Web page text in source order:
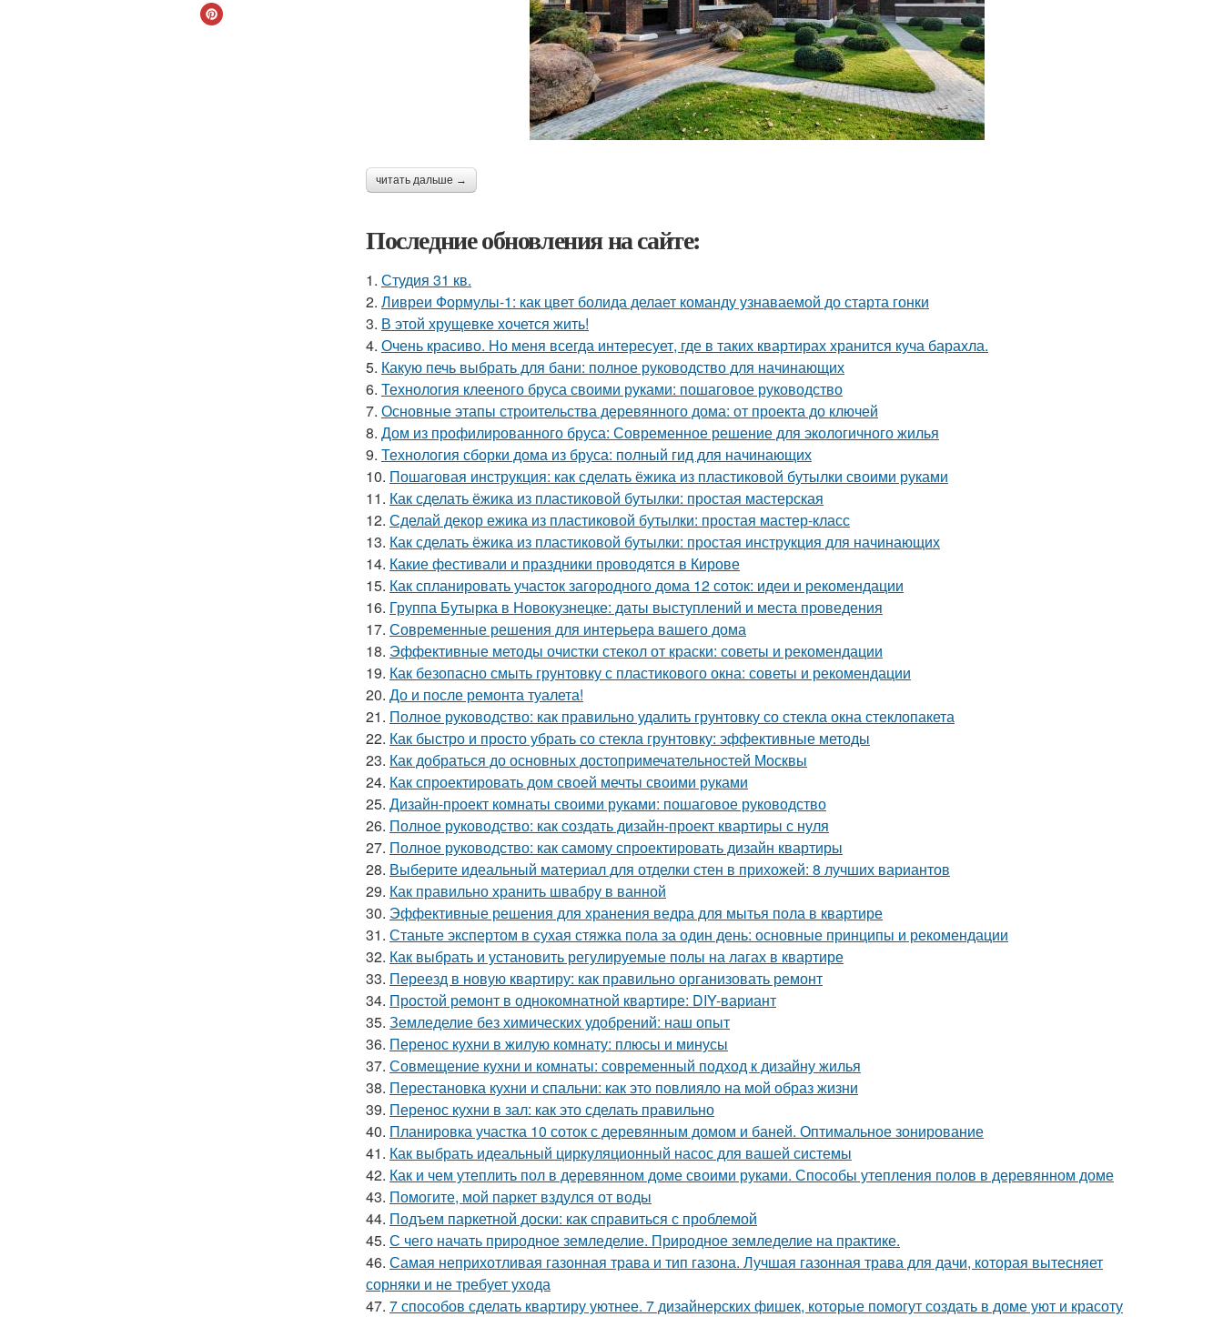
читать дальше →
Последние обновления на сайте:
1. Студия 31 кв.
2. Ливреи Формулы-1: как цвет болида делает команду узнаваемой до старта гонки
3. В этой хрущевке хочется жить!
4. Очень красиво. Но меня всегда интересует, где в таких квартирах хранится куча барахла.
5. Какую печь выбрать для бани: полное руководство для начинающих
6. Технология клееного бруса своими руками: пошаговое руководство
7. Основные этапы строительства деревянного дома: от проекта до ключей
8. Дом из профилированного бруса: Современное решение для экологичного жилья
9. Технология сборки дома из бруса: полный гид для начинающих
10. Пошаговая инструкция: как сделать ёжика из пластиковой бутылки своими руками
11. Как сделать ёжика из пластиковой бутылки: простая мастерская
12. Сделай декор ежика из пластиковой бутылки: простая мастер-класс
13. Как сделать ёжика из пластиковой бутылки: простая инструкция для начинающих
14. Какие фестивали и праздники проводятся в Кирове
15. Как спланировать участок загородного дома 12 соток: идеи и рекомендации
16. Группа Бутырка в Новокузнецке: даты выступлений и места проведения
17. Современные решения для интерьера вашего дома
18. Эффективные методы очистки стекол от краски: советы и рекомендации
19. Как безопасно смыть грунтовку с пластикового окна: советы и рекомендации
20. До и после ремонта туалета!
21. Полное руководство: как правильно удалить грунтовку со стекла окна стеклопакета
22. Как быстро и просто убрать со стекла грунтовку: эффективные методы
23. Как добраться до основных достопримечательностей Москвы
24. Как спроектировать дом своей мечты своими руками
25. Дизайн-проект комнаты своими руками: пошаговое руководство
26. Полное руководство: как создать дизайн-проект квартиры с нуля
27. Полное руководство: как самому спроектировать дизайн квартиры
28. Выберите идеальный материал для отделки стен в прихожей: 8 лучших вариантов
29. Как правильно хранить швабру в ванной
30. Эффективные решения для хранения ведра для мытья пола в квартире
31. Станьте экспертом в сухая стяжка пола за один день: основные принципы и рекомендации
32. Как выбрать и установить регулируемые полы на лагах в квартире
33. Переезд в новую квартиру: как правильно организовать ремонт
34. Простой ремонт в однокомнатной квартире: DIY-вариант
35. Земледелие без химических удобрений: наш опыт
36. Перенос кухни в жилую комнату: плюсы и минусы
37. Совмещение кухни и комнаты: современный подход к дизайну жилья
38. Перестановка кухни и спальни: как это повлияло на мой образ жизни
39. Перенос кухни в зал: как это сделать правильно
40. Планировка участка 10 соток с деревянным домом и баней. Оптимальное зонирование
41. Как выбрать идеальный циркуляционный насос для вашей системы
42. Как и чем утеплить пол в деревянном доме своими руками. Способы утепления полов в деревянном доме
43. Помогите, мой паркет вздулся от воды
44. Подъем паркетной доски: как справиться с проблемой
45. С чего начать природное земледелие. Природное земледелие на практике.
46. Самая неприхотливая газонная трава и тип газона. Лучшая газонная трава для дачи, которая вытесняет
сорняки и не требует ухода
47. 7 способов сделать квартиру уютнее. 7 дизайнерских фишек, которые помогут создать в доме уют и красоту